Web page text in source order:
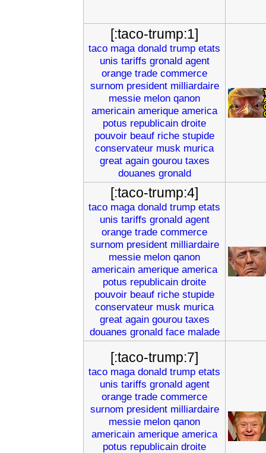
[:taco-trump:1]
taco maga donald trump etats
unis tariffs gronald agent
orange trade commerce
surnom president milliardaire
messie melon qanon
americain amerique america
potus republicain droite
pouvoir beauf riche stupide
conservateur musk murica
great again gourou taxes
douanes gronald
[:taco-trump:4]
taco maga donald trump etats
unis tariffs gronald agent
orange trade commerce
surnom president milliardaire
messie melon qanon
americain amerique america
potus republicain droite
pouvoir beauf riche stupide
conservateur musk murica
great again gourou taxes
douanes gronald face malade
[:taco-trump:7]
taco maga donald trump etats
unis tariffs gronald agent
orange trade commerce
surnom president milliardaire
messie melon qanon
americain amerique america
potus republicain droite